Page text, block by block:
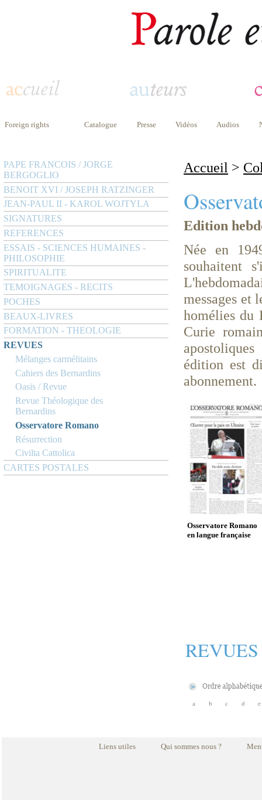
Foreign rights Catalogue Presse Vidéos Audios
PAPE FRANCOIS / JORGE
BERGOGLIO
BENOIT XVI / JOSEPH RATZINGER
JEAN-PAUL II - KAROL WOJTYLA
SIGNATURES
REFERENCES
ESSAIS - SCIENCES HUMAINES -
PHILOSOPHIE
SPIRITUALITE
TEMOIGNAGES - RECITS
POCHES
BEAUX-LIVRES
FORMATION - THEOLOGIE
REVUES
Mélanges carmélitains
Cahiers des Bernardins
Oasis / Revue
Revue Théologique des
Bernardins
Osservatore Romano
Résurrection
Civilta Cattolica
CARTES POSTALES
Accueil >
Edition
Née en
souhaitent
messages et
homélies du
Curie
édition est
abonnement.
Osservatore Romano
en langue française
REVUES
a b c d e
Liens utiles Qui sommes nous ?